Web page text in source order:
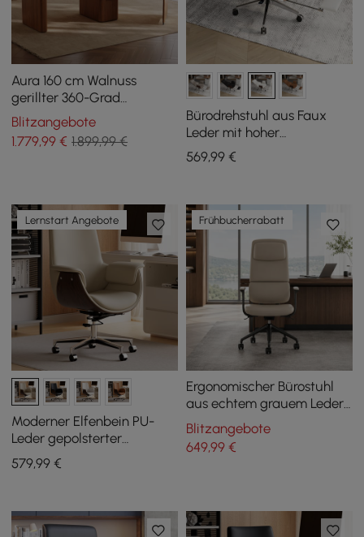
Aura 160 cm Walnuss
gerillter 360-Grad
drehbarer Schreibtisch
elektrisch
höhenverstellbarer
Blitzangebote
1.779,99 € 1.899,99 €
Bürodrehstuhl aus Faux
Leder mit hoher
Rückenlehne, Liegefunktion
und Fußstütze in Weiß
569,99€
Lernstart Angebote
Moderner Elfenbein PU-
Leder gepolsterter
Bürostuhl mit hoher
Rückenlehne
579,99 €
Frühbucherrabatt
Ergonomischer Bürostuhl
aus echtem grauem Leder
mit hoher Rückenlehne,
Neigefunktion und
Drehgestell
Blitzangebote
649,99€